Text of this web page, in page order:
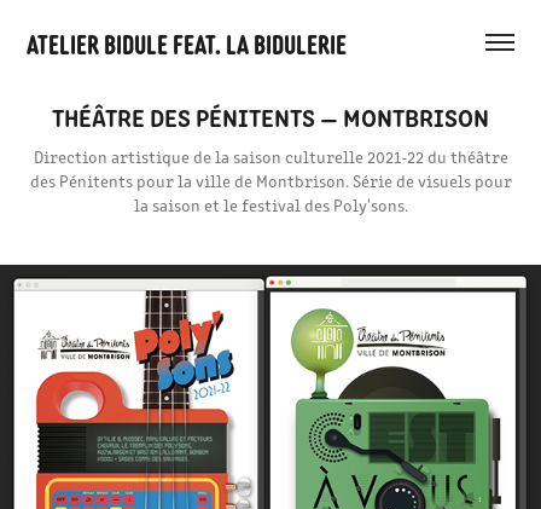
Atelier Bidule feat. La bidulerie
THÉÂTRE DES PÉNITENTS — MONTBRISON
Direction artistique de la saison culturelle 2021-22 du théâtre
des Pénitents pour la ville de Montbrison. Série de visuels pour
la saison et le festival des Poly'sons.